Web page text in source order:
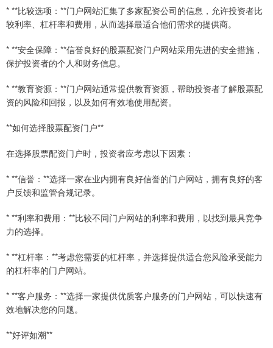
* **比较选项：**门户网站汇集了多家配资公司的信息，允许投资者比
较利率、杠杆率和费用，从而选择最适合他们需求的提供商。
* **安全保障：**信誉良好的股票配资门户网站采用先进的安全措施，
保护投资者的个人和财务信息。
* **教育资源：**门户网站通常提供教育资源，帮助投资者了解股票配
资的风险和回报，以及如何有效地使用配资。
**如何选择股票配资门户**
在选择股票配资门户时，投资者应考虑以下因素：
* **信誉：**选择一家在业内拥有良好信誉的门户网站，拥有良好的客
户反馈和监管合规记录。
* **利率和费用：**比较不同门户网站的利率和费用，以找到最具竞争
力的选择。
* **杠杆率：**考虑您需要的杠杆率，并选择提供适合您风险承受能力
的杠杆率的门户网站。
* **客户服务：**选择一家提供优质客户服务的门户网站，可以快速有
效地解决您的问题。
**好评如潮**